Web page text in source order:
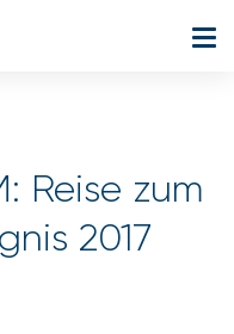
Reise zum
2017